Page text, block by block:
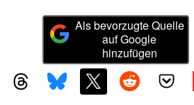
Als bevorzugte Quelle
auf Google
hinzufügen